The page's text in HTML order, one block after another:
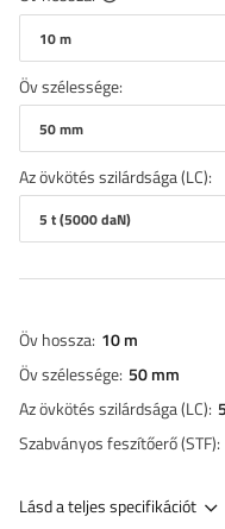
10 m
Öv szélessége
50 mm
Az övkötés szilárdsága (LC)
5 t (5000 daN)
Öv hossza 10 m
Öv szélessége 50 mm
Az övkötés szilárdsága (LC)
Szabványos feszítőerő (STF)
Lásd a teljes specifikációt